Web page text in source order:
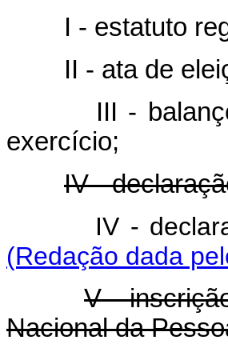
I - estatuto
II - ata de
III -
exercício;
IV -
IV -
(Redação dada
V -
Nacional da